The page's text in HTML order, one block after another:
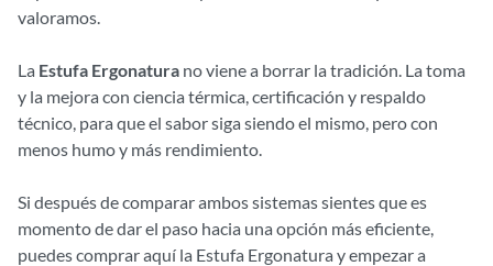
valoramos.
La Estufa Ergonatura no viene a borrar la tradición. La toma
y la mejora con ciencia térmica, certificación y respaldo
técnico, para que el sabor siga siendo el mismo, pero con
menos humo y más rendimiento.
Si después de comparar ambos sistemas sientes que es
momento de dar el paso hacia una opción más eficiente,
puedes comprar aquí la Estufa Ergonatura y empezar a